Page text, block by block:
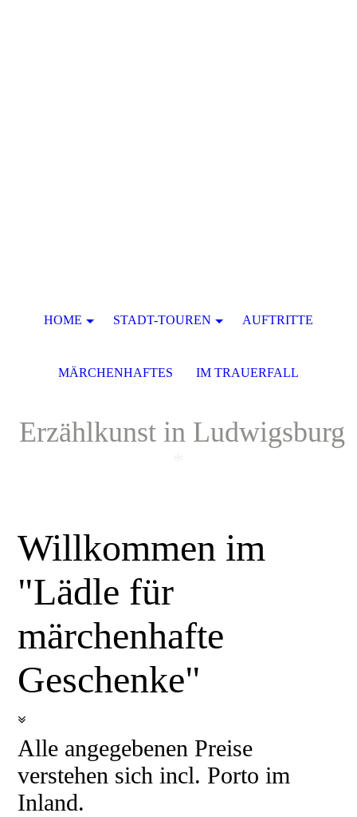
Erzählkunst in Ludwigsburg
Willkommen im
"Lädle für
märchenhafte
Geschenke"
Alle angegebenen Preise
verstehen sich incl. Porto im
Inland.
HOME STADT-TOUREN AUFTRITTE
MÄRCHENHAFTES IM TRAUERFALL